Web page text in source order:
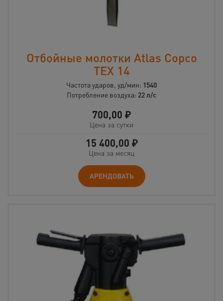
Отбойные молотки Atlas Copco
TEX 14
Частота ударов, уд/мин: 1540
Потребление воздуха: 22 л/с
700,00 ₽
Цена за сутки
15 400,00 ₽
Цена за месяц
АРЕНДОВАТЬ